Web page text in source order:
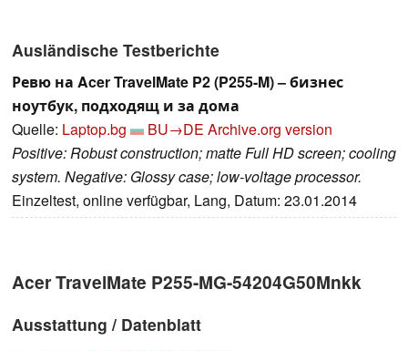
Ausländische Testberichte
Ревю на Acer TravelMate P2 (P255-M) – бизнес
ноутбук, подходящ и за дома
Quelle: Laptop.bg BU→DE Archive.org version
Positive: Robust construction; matte Full HD screen; cooling
system. Negative: Glossy case; low-voltage processor.
Einzeltest, online verfügbar, Lang, Datum: 23.01.2014
Acer TravelMate P255-MG-54204G50Mnkk
Ausstattung / Datenblatt